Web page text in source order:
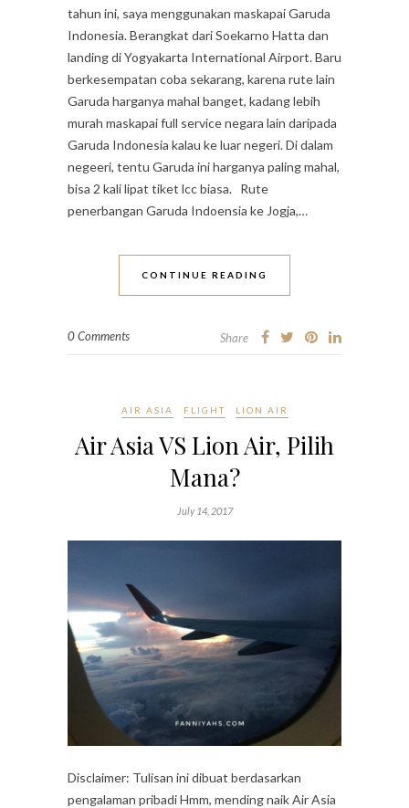
tahun ini, saya menggunakan maskapai Garuda
Indonesia. Berangkat dari Soekarno Hatta dan
landing di Yogyakarta International Airport. Baru
berkesempatan coba sekarang, karena rute lain
Garuda harganya mahal banget, kadang lebih
murah maskapai full service negara lain daripada
Garuda Indonesia kalau ke luar negeri. Di dalam
negeeri, tentu Garuda ini harganya paling mahal,
bisa 2 kali lipat tiket lcc biasa. Rute
penerbangan Garuda Indoensia ke Jogja,…
CONTINUE READING
0 Comments Share
AIR ASIA FLIGHT LION AIR
Air Asia VS Lion Air, Pilih
Mana?
July 14, 2017
Disclaimer: Tulisan ini dibuat berdasarkan
pengalaman pribadi Hmm, mending naik Air Asia